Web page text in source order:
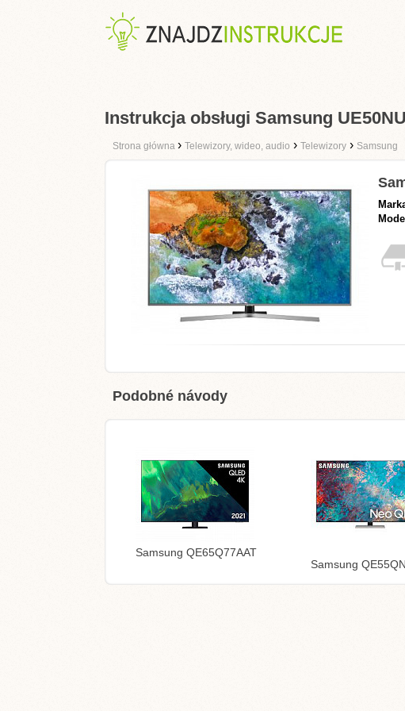
Instrukcja obsługi Samsung
Strona główna › Telewizory, wideo, audio › Telewizory › Samsung
Podobné návody
Samsung QE65Q77AAT
Samsung